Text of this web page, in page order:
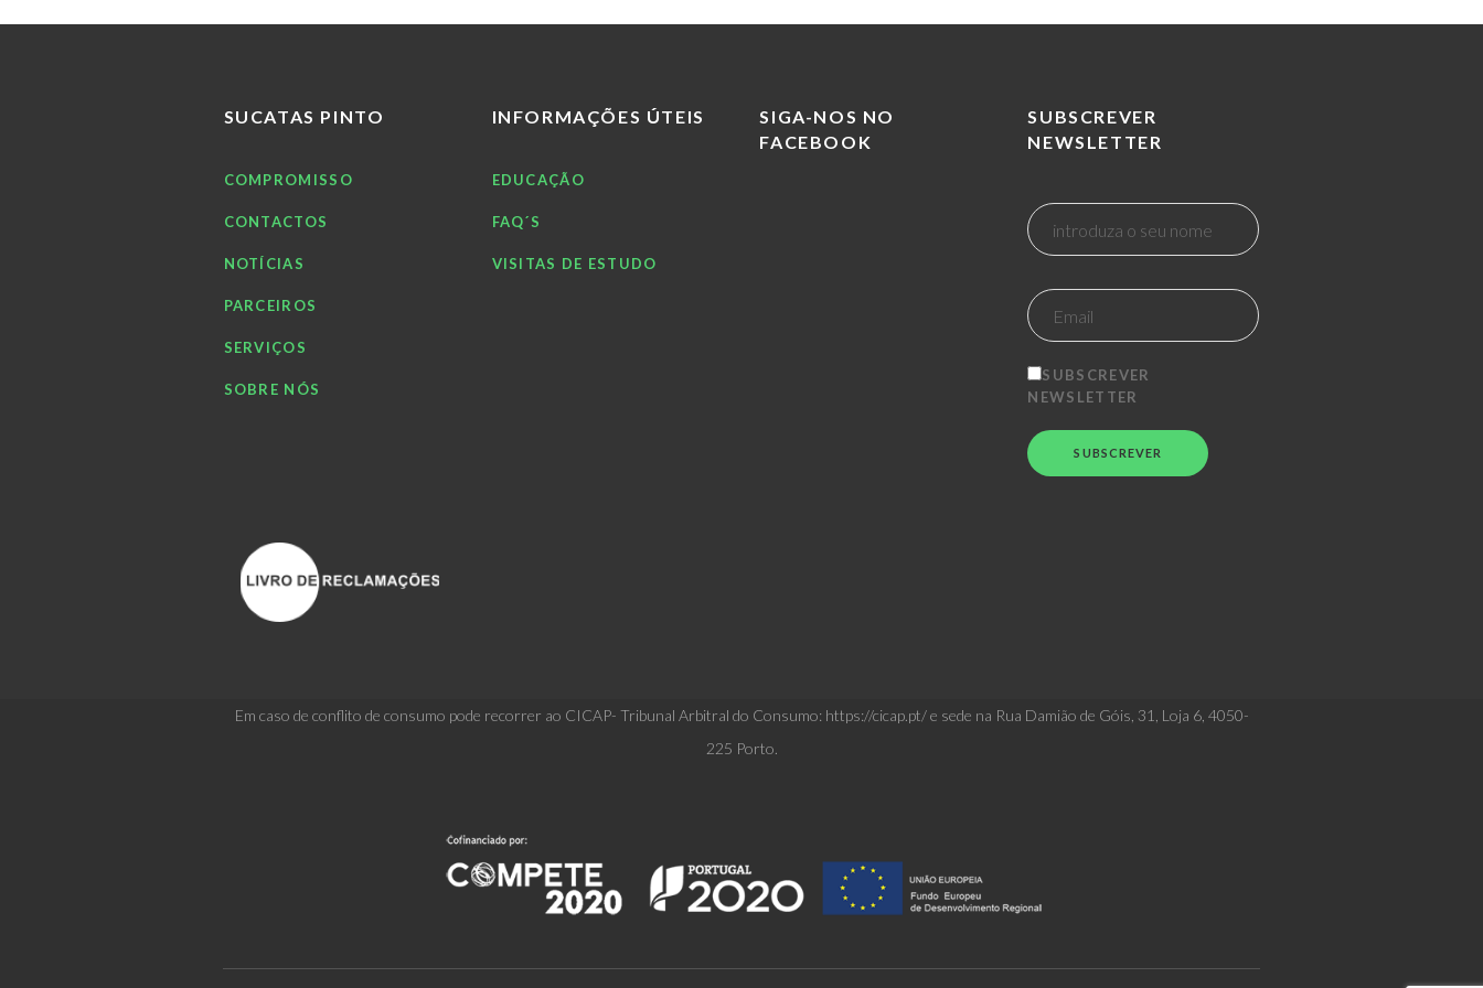
SUCATAS PINTO
COMPROMISSO
CONTACTOS
NOTÍCIAS
PARCEIROS
SERVIÇOS
SOBRE NÓS
INFORMAÇÕES ÚTEIS
EDUCAÇÃO
FAQ´S
VISITAS DE ESTUDO
SIGA-NOS NO
FACEBOOK
SUBSCREVER
NEWSLETTER
SUBSCREVER
NEWSLETTER
Em caso de conflito de consumo pode recorrer ao CICAP- Tribunal Arbitral do Consumo: https://cicap.pt/ e sede na Rua Damião de Góis, 31, Loja 6, 4050-
225 Porto.